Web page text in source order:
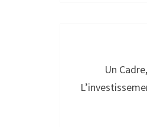
Un